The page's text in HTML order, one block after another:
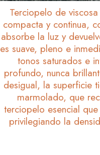
Terciopelo de
compacta y continua,
absorbe la luz y
es suave, pleno e
tonos saturados e
profundo, nunca
desigual, la superficie
marmolado, que
terciopelo esencial
privilegiando la